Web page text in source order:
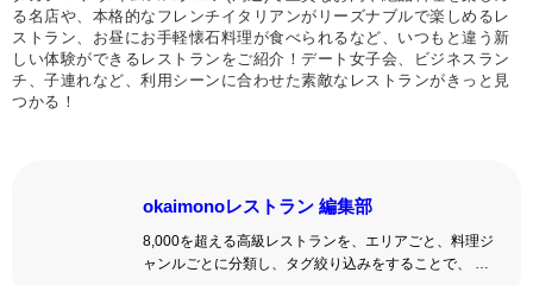
る名店や、本格的なフレンチイタリアンがリーズナブルで楽しめるレ
ストラン、お昼にお手軽懐石料理が食べられるなど、いつもと違う新
しい体験ができるレストランをご紹介！デート女子会、ビジネスラン
チ、子連れなど、利用シーンに合わせた素敵なレストランがきっと見
つかる！
okaimonoレストラン 編集部
8,000を超える高級レストランを、エリアごと、料理ジ
ャンルごとに分類し、タグ絞り込みをすることで、 い